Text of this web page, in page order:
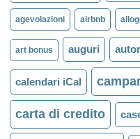
agevolazioni airbnb
art bonus auguri
calendari iCal
carta di credito